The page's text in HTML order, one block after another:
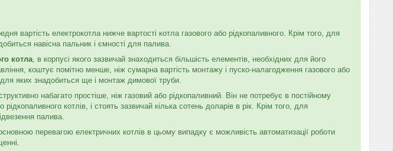
вартість електрокотла нижче вартості котла газового або рідкопаливного. Крім того, для
навісна пальник і ємності для палива.
котла, в корпусі якого зазвичай знаходиться більшість елементів, необхідних для його
коштує помітно менше, ніж сумарна вартість монтажу і пуско-налагодження газового або
для яких знадобиться ще і монтаж димової труби.
набагато простіше, ніж газовий або рідкопаливний. Він не потребує в постійному
котлів, і стоять зазвичай кілька сотень доларів в рік. Крім того, для
палива.
перевагою електричних котлів в цьому випадку є можливість автоматизації роботи